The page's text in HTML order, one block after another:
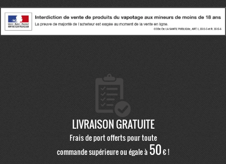
LIVRAISON GRATUITE
Frais de port offerts pour toute
commande supérieure ou égale à 50€ !